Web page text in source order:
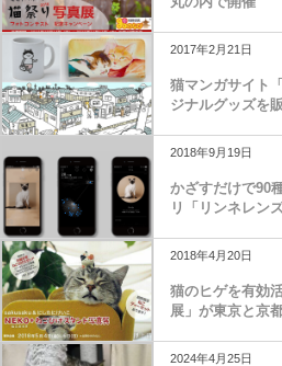
2017年2月21日
猫マンガサイト
ジナルグッズを
2018年9月19日
かざすだけで90
リ「リンネレン
2018年4月20日
猫のヒゲを有効
展」が東京と京
2024年4月25日